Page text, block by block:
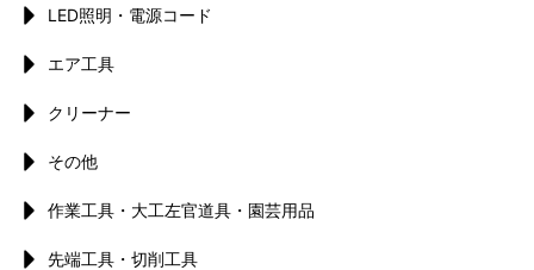
LED照明・電源コード
エア工具
クリーナー
その他
作業工具・大工左官道具・園芸用品
先端工具・切削工具